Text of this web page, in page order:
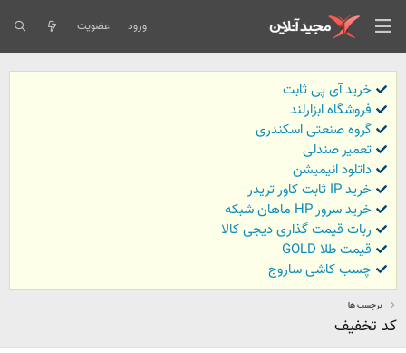
ورود عضویت
خرید آی پی ثابت
فروشگاه ابزارلند
گروه صنعتی اسکندری
تعمیر صندلی
داتلود انیمیشن
خرید IP ثابت کاور تریدر
خرید سرور HP ماهان شبکه
ربات قیمت گذاری دیجی کالا
قیمت طلا GOLD
چسب کاشی ساروج
برچسب ها
کد تخفیف